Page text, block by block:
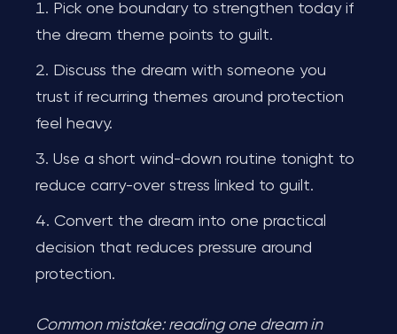
Pick one boundary to strengthen today if
the dream theme points to guilt.
Discuss the dream with someone you
trust if recurring themes around protection
feel heavy.
Use a short wind-down routine tonight to
reduce carry-over stress linked to guilt.
Convert the dream into one practical
decision that reduces pressure around
protection.
Common mistake: reading one dream in